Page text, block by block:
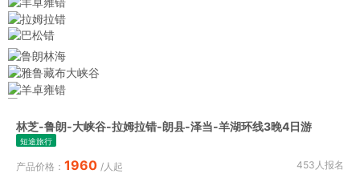
林芝-鲁朗-大峡谷-拉姆拉错-朗县-泽当-羊湖环线3晚4日游
短途旅行
产品价格： 1960 /人起 453人报名